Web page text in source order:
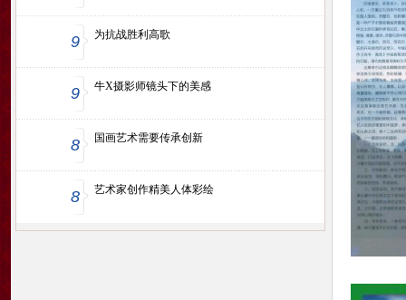
9 为抗战胜利高歌
9 牛X摄影师镜头下的美感
8 国画艺术需要传承创新
8 艺术家创作精美人体彩绘